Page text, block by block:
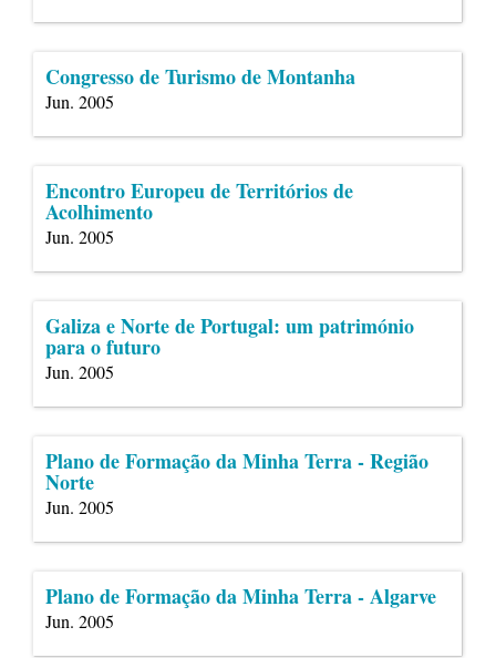
Congresso de Turismo de Montanha
Jun. 2005
Encontro Europeu de Territórios de
Acolhimento
Jun. 2005
Galiza e Norte de Portugal: um património
para o futuro
Jun. 2005
Plano de Formação da Minha Terra - Região
Norte
Jun. 2005
Plano de Formação da Minha Terra - Algarve
Jun. 2005